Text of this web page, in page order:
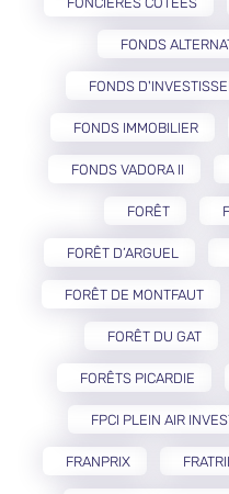
FONDS
FONDS
FONDS IMMOBILIER
FONDS VADORA II
FORÊT
FORÊT D’ARGUEL
FORÊT DE MONTFAUT
FORÊT DU GAT
FORÊTS PICARDIE
FPCI PLEIN AIR
FRANPRIX